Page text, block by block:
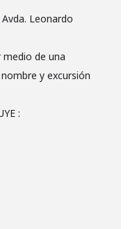
Leonardo
de una
y excursión
: